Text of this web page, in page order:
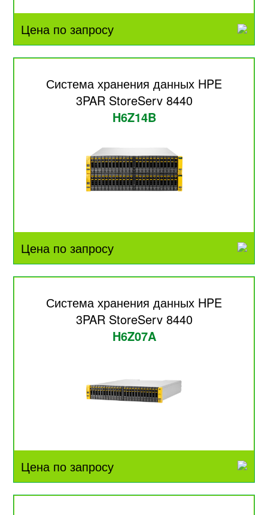
Цена по запросу
Система хранения данных HPE
3PAR StoreServ 8440
H6Z14B
Цена по запросу
Система хранения данных HPE
3PAR StoreServ 8440
H6Z07A
Цена по запросу